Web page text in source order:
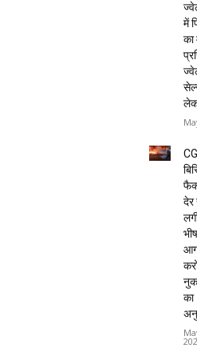
में
का
देर
का